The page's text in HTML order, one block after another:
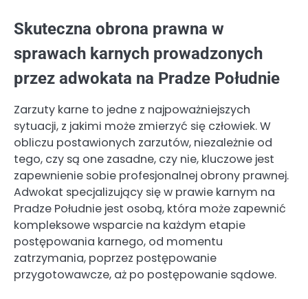
Skuteczna obrona prawna w
sprawach karnych prowadzonych
przez adwokata na Pradze Południe
Zarzuty karne to jedne z najpoważniejszych
sytuacji, z jakimi może zmierzyć się człowiek. W
obliczu postawionych zarzutów, niezależnie od
tego, czy są one zasadne, czy nie, kluczowe jest
zapewnienie sobie profesjonalnej obrony prawnej.
Adwokat specjalizujący się w prawie karnym na
Pradze Południe jest osobą, która może zapewnić
kompleksowe wsparcie na każdym etapie
postępowania karnego, od momentu
zatrzymania, poprzez postępowanie
przygotowawcze, aż po postępowanie sądowe.